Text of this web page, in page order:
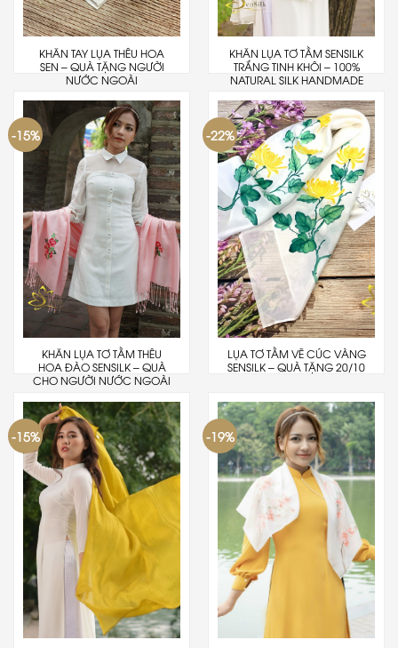
KHĂN TAY LỤA THÊU HOA
SEN – QUÀ TẶNG NGƯỜI
NƯỚC NGOÀI
KHĂN LỤA TƠ TẰM SENSILK
TRẮNG TINH KHÔI – 100%
NATURAL SILK HANDMADE
-15%
KHĂN LỤA TƠ TẰM THÊU
HOA ĐÀO SENSILK – QUÀ
CHO NGƯỜI NƯỚC NGOÀI
-22%
LỤA TƠ TẰM VẼ CÚC VÀNG
SENSILK – QUÀ TẶNG 20/10
-15% -19%